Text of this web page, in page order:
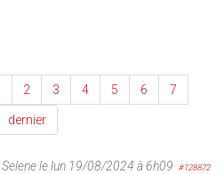
2 3 4 5 6 7
dernier
Selenele lun 19/08/2024 à 6h09 #128872